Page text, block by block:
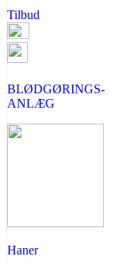
Tilbud
BLØDGØRINGS-
ANLÆG
Haner